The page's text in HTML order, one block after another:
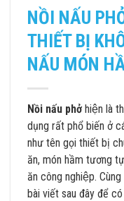
NỒI NẤU
THIẾT BỊ
NẤU MÓN
Nồi nấu phở hiện là
dụng rất phổ biến ở
như tên gọi thiết bị
ăn, món hầm tương
ăn công nghiệp.
bài viết sau đây để